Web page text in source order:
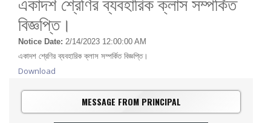
বিজ্ঞপ্তি।
Notice Date: 2/14/2023 12:00:00 AM
একাদশ শ্রেণির ব্যবহারিক ক্লাস সম্পর্কিত বিজ্ঞপ্তি।
Download
MESSAGE FROM PRINCIPAL